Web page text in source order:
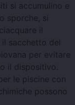
si accumulino e
sporche, si
il
sacchetto del
per evitare
il dispositivo.
le piscine con
possono